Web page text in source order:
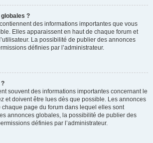
?
des informations importantes que vous
Elles apparaissent en haut de chaque forum et
La possibilité de publier des annonces
définies par l’administrateur.
souvent des informations importantes concernant le
et doivent être lues dès que possible. Les annonces
page du forum dans lequel elles sont
annonces globales, la possibilité de publier des
définies par l’administrateur.